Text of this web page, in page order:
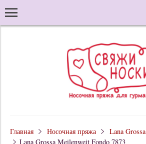
Главная Носочная пряжа
Lana Grossa
Lana Grossa Meilenweit Fondo 7873